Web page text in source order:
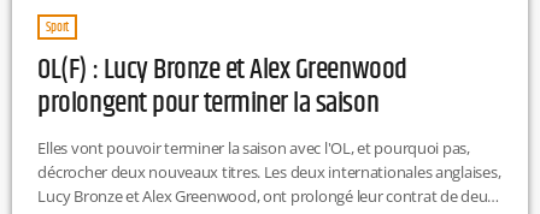
Sport
OL(F) : Lucy Bronze et Alex Greenwood
prolongent pour terminer la saison
Elles vont pouvoir terminer la saison avec l'OL, et pourquoi pas,
décrocher deux nouveaux titres. Les deux internationales anglaises,
Lucy Bronze et Alex Greenwood, ont prolongé leur contrat de deux